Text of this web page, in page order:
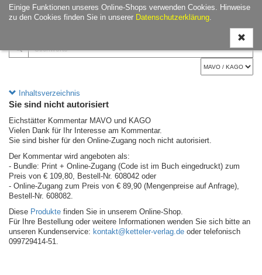
Einige Funktionen unseres Online-Shops verwenden Cookies. Hinweise
zu den Cookies finden Sie in unserer Datenschutzerklärung.
ein-/
Inhaltsverzeichnis
Sie sind nicht autorisiert
Eichstätter Kommentar MAVO und KAGO
Vielen Dank für Ihr Interesse am Kommentar.
Sie sind bisher für den Online-Zugang noch nicht autorisiert.
Der Kommentar wird angeboten als:
- Bundle: Print + Online-Zugang (Code ist im Buch eingedruckt) zum
Preis von € 109,80, Bestell-Nr. 608042 oder
- Online-Zugang zum Preis von € 89,90 (Mengenpreise auf Anfrage),
Bestell-Nr. 608082.
Diese Produkte finden Sie in unserem Online-Shop.
Für Ihre Bestellung oder weitere Informationen wenden Sie sich bitte an
unseren Kundenservice: kontakt@ketteler-verlag.de oder telefonisch
099729414-51.